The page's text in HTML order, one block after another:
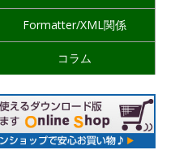
Formatter/XML関係
コラム